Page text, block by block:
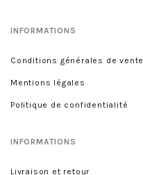
INFORMATIONS
Conditions générales de vente
Mentions légales
Politique de confidentialité
INFORMATIONS
Livraison et retour